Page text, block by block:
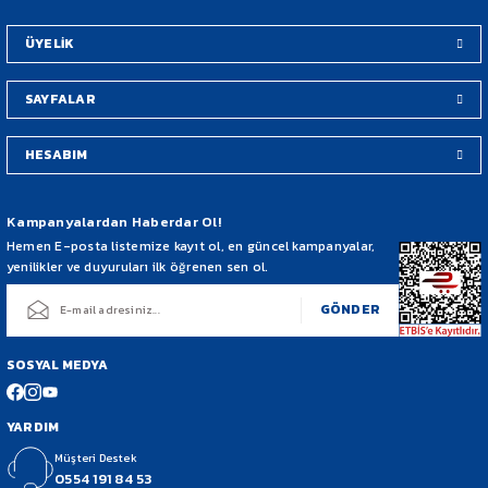
Bu ürüne benzer farklı alternatifler olmalı.
ÜYELİK
SAYFALAR
HESABIM
Kampanyalardan Haberdar Ol!
Hemen E-posta listemize kayıt ol, en güncel kampanyalar,
yenilikler ve duyuruları ilk öğrenen sen ol.
GÖNDER
SOSYAL MEDYA
YARDIM
Müşteri Destek
0554 191 84 53